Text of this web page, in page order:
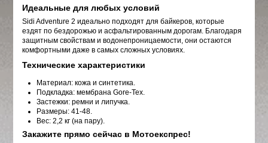
Идеальные для любых условий
Sidi Adventure 2 идеально подходят для байкеров, которые
ездят по бездорожью и асфальтированным дорогам. Благодаря
защитным свойствам и водонепроницаемости, они остаются
комфортными даже в самых сложных условиях.
Технические характеристики
Материал: кожа и синтетика.
Подкладка: мембрана Gore-Tex.
Застежки: ремни и липучка.
Размеры: 41-48.
Вес: 2,2 кг (на пару).
Закажите прямо сейчас в Мотоекспрес!